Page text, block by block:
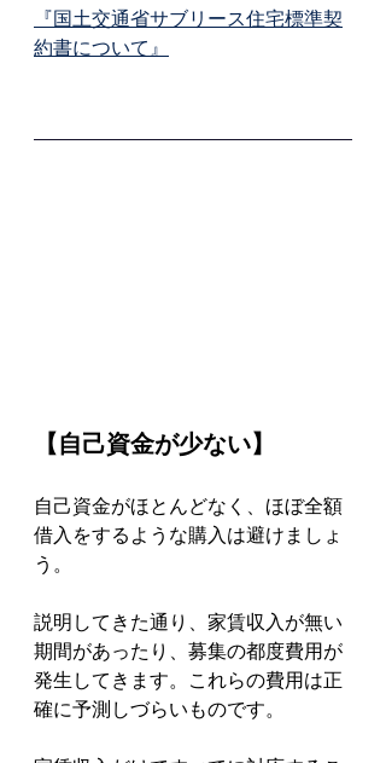
『国土交通省サブリース住宅標準契
約書について』
【自己資金が少ない】
自己資金がほとんどなく、ほぼ全額
借入をするような購入は避けましょ
う。
説明してきた通り、家賃収入が無い
期間があったり、募集の都度費用が
発生してきます。これらの費用は正
確に予測しづらいものです。